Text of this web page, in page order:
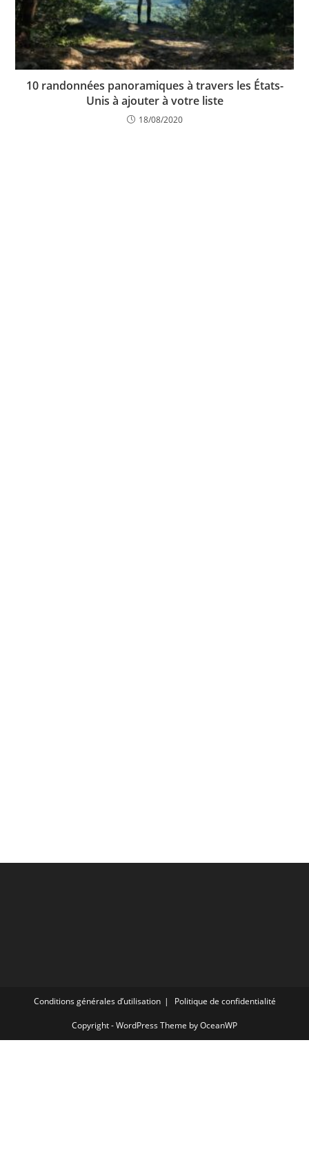
10 randonnées panoramiques à travers les États-
Unis à ajouter à votre liste
18/08/2020
Conditions générales d’utilisation Politique de confidentialité
Copyright - WordPress Theme by OceanWP